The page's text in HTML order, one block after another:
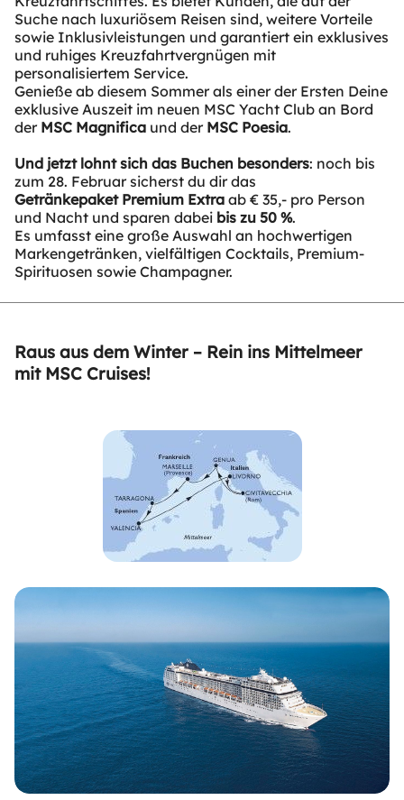
Suche nach luxuriösem Reisen sind, weitere Vorteile
sowie Inklusivleistungen und garantiert ein exklusives
und ruhiges Kreuzfahrtvergnügen mit
personalisiertem Service.
Genieße ab diesem Sommer als einer der Ersten Deine
exklusive Auszeit im neuen MSC Yacht Club an Bord
der MSC Magnifica und der MSC Poesia.
Und jetzt lohnt sich das Buchen besonders: noch bis
zum 28. Februar sicherst du dir das
Getränkepaket Premium Extra ab € 35,- pro Person
und Nacht und sparen dabei bis zu 50 %.
Es umfasst eine große Auswahl an hochwertigen
Markengetränken, vielfältigen Cocktails, Premium-
Spirituosen sowie Champagner.
Raus aus dem Winter – Rein ins Mittelmeer
mit MSC Cruises!